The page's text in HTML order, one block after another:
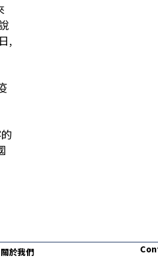
,
關於我們